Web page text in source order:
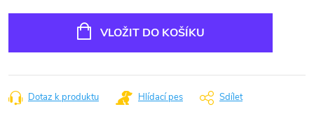
VLOŽIT DO KOŠÍKU
Dotaz k produktu Hlídací pes Sdílet